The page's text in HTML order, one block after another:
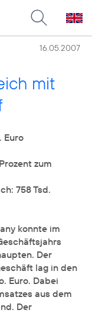
16.05.2007
mit
Euro
zum
758 Tsd.
konnte im
Der
lag in den
Euro. Dabei
aus dem
Der